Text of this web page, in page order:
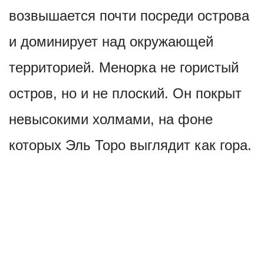
возвышается почти посреди острова
и доминирует над окружающей
территорией. Менорка не гористый
остров, но и не плоский. Он покрыт
невысокими холмами, на фоне
которых Эль Торо выглядит как гора.